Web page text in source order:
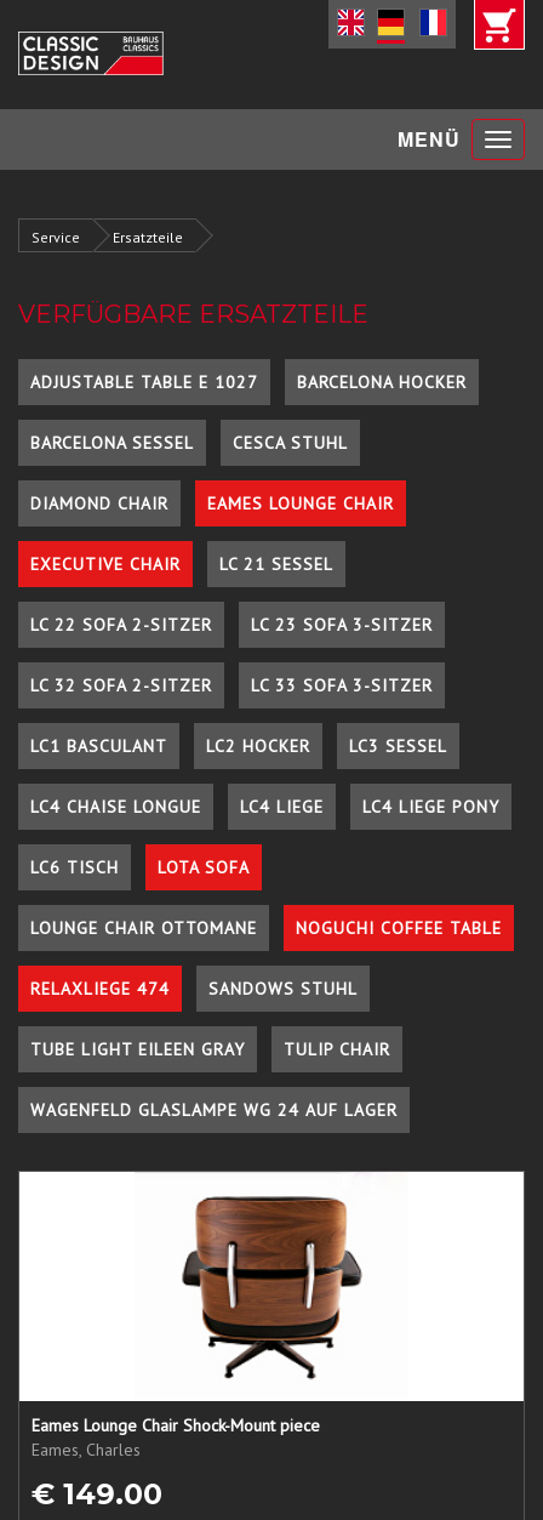
MENÜ Toggle
Service Ersatzteile
VERFÜGBARE ERSATZTEILE
ADJUSTABLE TABLE E 1027 BARCELONA HOCKER
BARCELONA SESSEL CESCA STUHL
DIAMOND CHAIR EAMES LOUNGE CHAIR
EXECUTIVE CHAIR LC 21 SESSEL
LC 22 SOFA 2-SITZER LC 23 SOFA 3-SITZER
LC 32 SOFA 2-SITZER LC 33 SOFA 3-SITZER
LC1 BASCULANT LC2 HOCKER LC3 SESSEL
LC4 CHAISE LONGUE LC4 LIEGE LC4 LIEGE PONY
LC6 TISCH LOTA SOFA
LOUNGE CHAIR OTTOMANE NOGUCHI COFFEE TABLE
RELAXLIEGE 474 SANDOWS STUHL
TUBE LIGHT EILEEN GRAY TULIP CHAIR
WAGENFELD GLASLAMPE WG 24 AUF LAGER
Eames Lounge Chair Shock-Mount piece
Eames, Charles
€ 149.00